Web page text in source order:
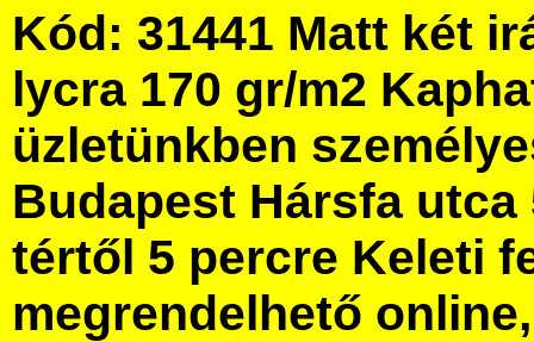
Kód: 31441 Matt két
lycra 170 gr/m2
üzletünkben
Budapest Hársfa utca
tértől 5 percre Keleti
megrendelhető